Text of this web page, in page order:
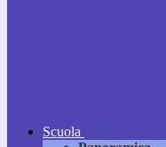
Scuola